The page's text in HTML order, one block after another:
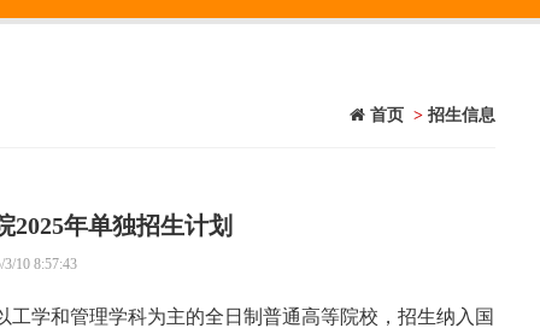
首页 > 招生信息
2025年单独招生计划
10 8:57:43
学和管理学科为主的全日制普通高等院校，招生纳入国